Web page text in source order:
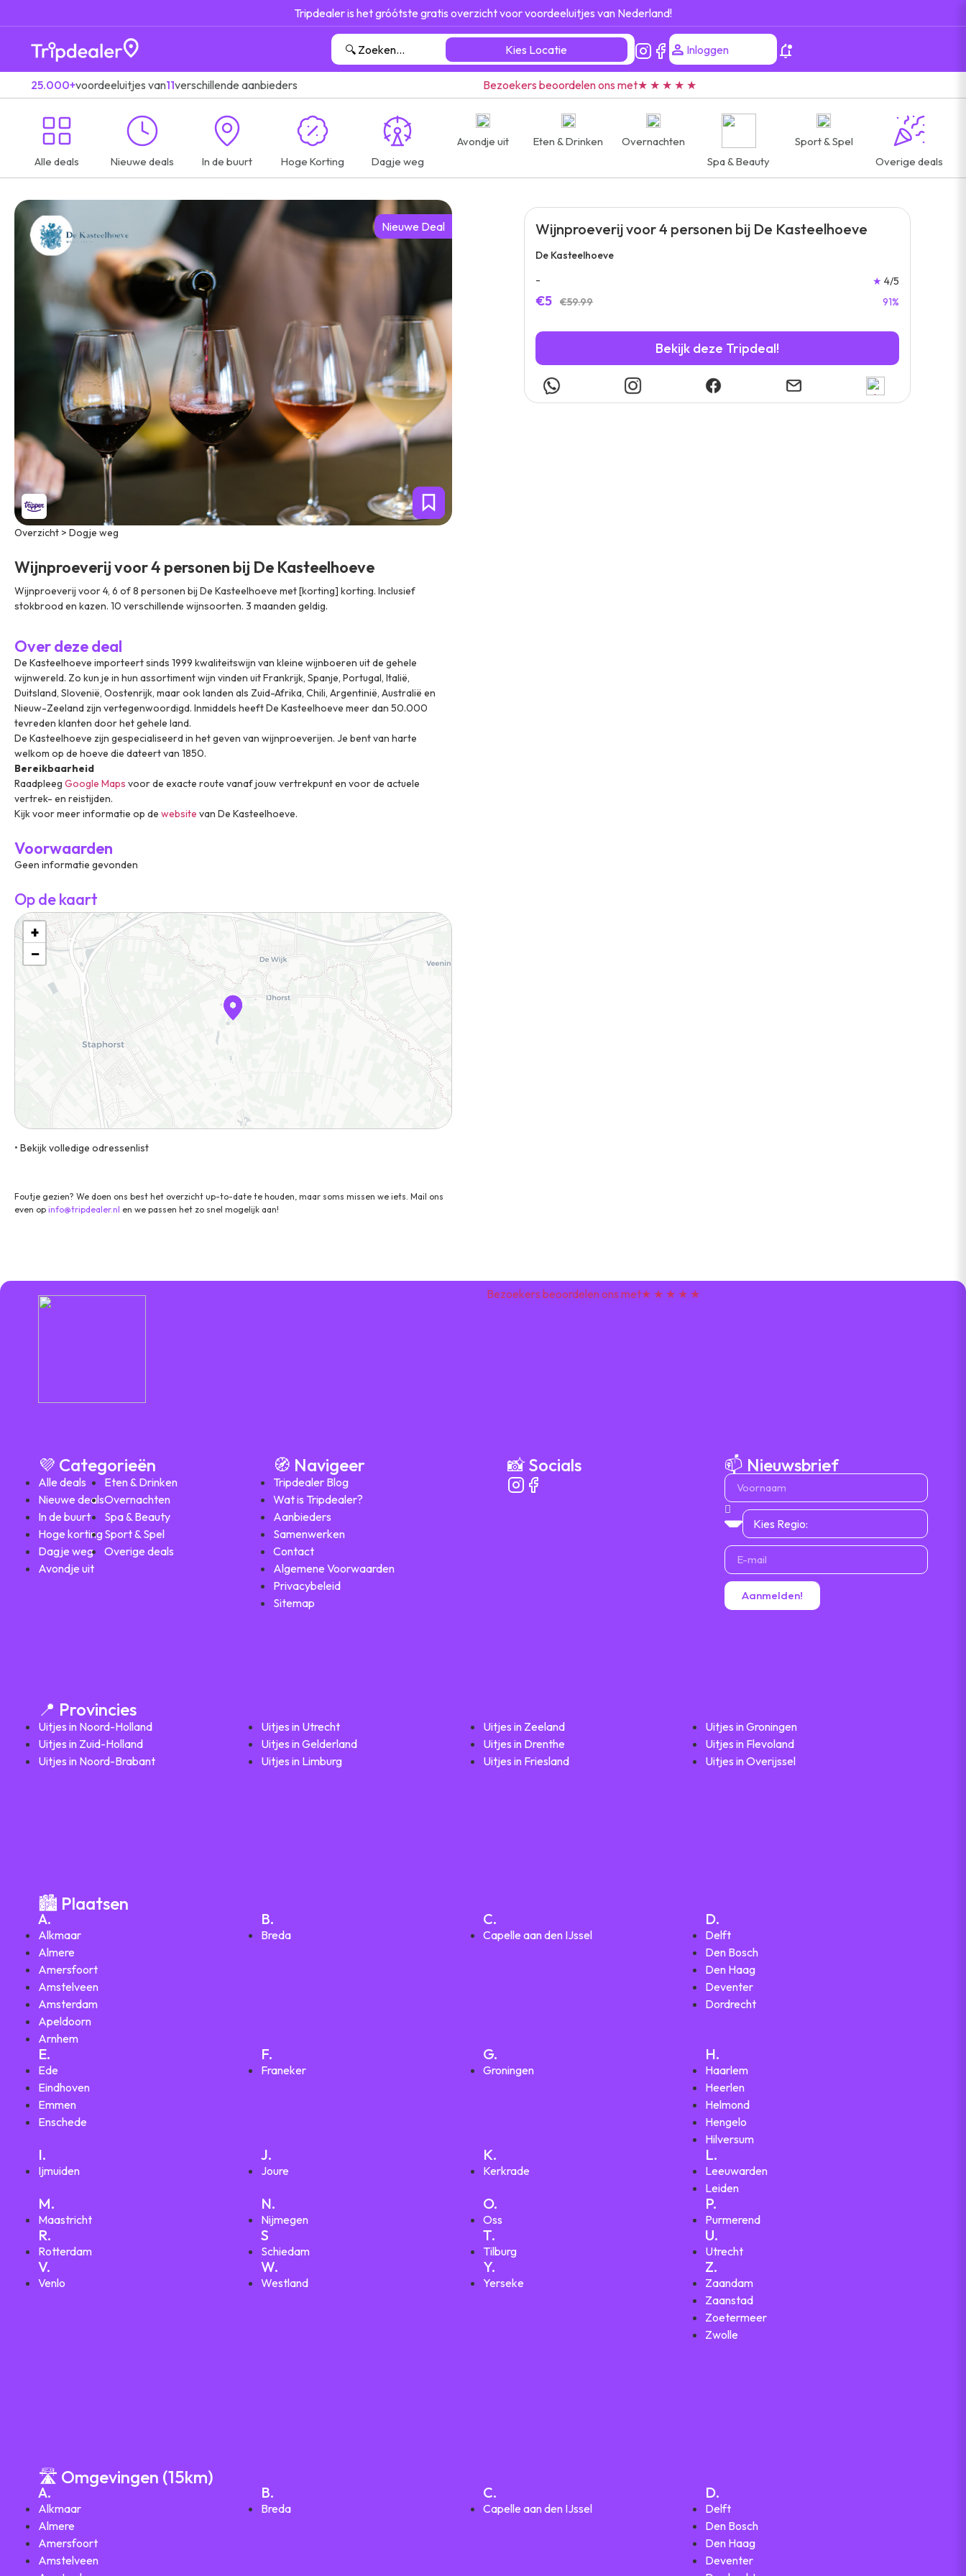
Tripdealer is het gróótste gratis overzicht voor voordeeluitjes van Nederland!
Kies Locatie Inloggen
25.000+voordeeluitjes van11verschillende aanbieders Bezoekers beoordelen ons met★ ★ ★ ★ ★
Alle deals Nieuwe deals In de buurt Hoge Korting Dagje weg
Avondje uit Eten & Drinken
Overnachten
Spa & Beauty
Sport & Spel
Overige deals
Nieuwe Deal
Overzicht > Dogje weg
Wijnproeverij voor 4 personen bij De Kasteelhoeve
Wijnproeverij voor 4, 6 of 8 personen bij De Kasteelhoeve met [korting] korting. Inclusief
stokbrood en kazen. 10 verschillende wijnsoorten. 3 maanden geldig.
Over deze deal
De Kasteelhoeve importeert sinds 1999 kwaliteitswijn van kleine wijnboeren uit de gehele
wijnwereld. Zo kun je in hun assortiment wijn vinden uit Frankrijk, Spanje, Portugal, Italië,
Duitsland, Slovenië, Oostenrijk, maar ook landen als Zuid-Afrika, Chili, Argentinië, Australië en
Nieuw-Zeeland zijn vertegenwoordigd. Inmiddels heeft De Kasteelhoeve meer dan 50.000
tevreden klanten door het gehele land.
De Kasteelhoeve zijn gespecialiseerd in het geven van wijnproeverijen. Je bent van harte
welkom op de hoeve die dateert van 1850.
Bereikbaarheid
Raadpleeg Google Maps voor de exacte route vanaf jouw vertrekpunt en voor de actuele
vertrek- en reistijden.
Kijk voor meer informatie op de website van De Kasteelhoeve.
Voorwaarden
Geen informatie gevonden
Op de kaart
+
−
• Bekijk volledige odressenlist
Foutje gezien? We doen ons best het overzicht up-to-date te houden, maar soms missen we iets. Mail ons
even op info@tripdealer.nl en we passen het zo snel mogelijk aan!
Wijnproeverij voor 4 personen bij De Kasteelhoeve
De Kasteelhoeve
-
€5 €59.99
★ 4/5
91%
Bekijk deze Tripdeal!
Bezoekers beoordelen ons met★ ★ ★ ★ ★
💜 Categorieën
Alle deals
Nieuwe deals
In de buurt
Hoge korting
Dagje weg
Avondje uit
Eten & Drinken
Overnachten
Spa & Beauty
Sport & Spel
Overige deals
🧭 Navigeer
Tripdealer Blog
Wat is Tripdealer?
Aanbieders
Samenwerken
Contact
Algemene Voorwaarden
Privacybeleid
Sitemap
📸 Socials 📫 Nieuwsbrief
Aanmelden!
📍 Provincies
Uitjes in Noord-Holland
Uitjes in Zuid-Holland
Uitjes in Noord-Brabant
Uitjes in Utrecht
Uitjes in Gelderland
Uitjes in Limburg
Uitjes in Zeeland
Uitjes in Drenthe
Uitjes in Friesland
Uitjes in Groningen
Uitjes in Flevoland
Uitjes in Overijssel
🏙️ Plaatsen
A.
Alkmaar
Almere
Amersfoort
Amstelveen
Amsterdam
Apeldoorn
Arnhem
B.
Breda
C.
Capelle aan den IJssel
D.
Delft
Den Bosch
Den Haag
Deventer
Dordrecht
E.
Ede
Eindhoven
Emmen
Enschede
F.
Franeker
G.
Groningen
H.
Haarlem
Heerlen
Helmond
Hengelo
Hilversum
I.
Ijmuiden
J.
Joure
K.
Kerkrade
L.
Leeuwarden
Leiden
M.
Maastricht
N.
Nijmegen
O.
Oss
P.
Purmerend
R.
Rotterdam
S
Schiedam
T.
Tilburg
U.
Utrecht
V.
Venlo
W.
Westland
Y.
Yerseke
Z.
Zaandam
Zaanstad
Zoetermeer
Zwolle
🛣️ Omgevingen (15km)
A.
Alkmaar
Almere
Amersfoort
Amstelveen
B.
Breda
C.
Capelle aan den IJssel
D.
Delft
Den Bosch
Den Haag
Deventer